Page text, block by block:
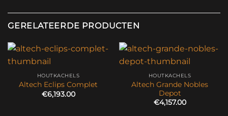
GERELATEERDE PRODUCTEN
HOUTKACHELS
Altech Eclips Complet
€6,193.00
HOUTKACHELS
Altech Grande Nobles
Depot
€4,157.00